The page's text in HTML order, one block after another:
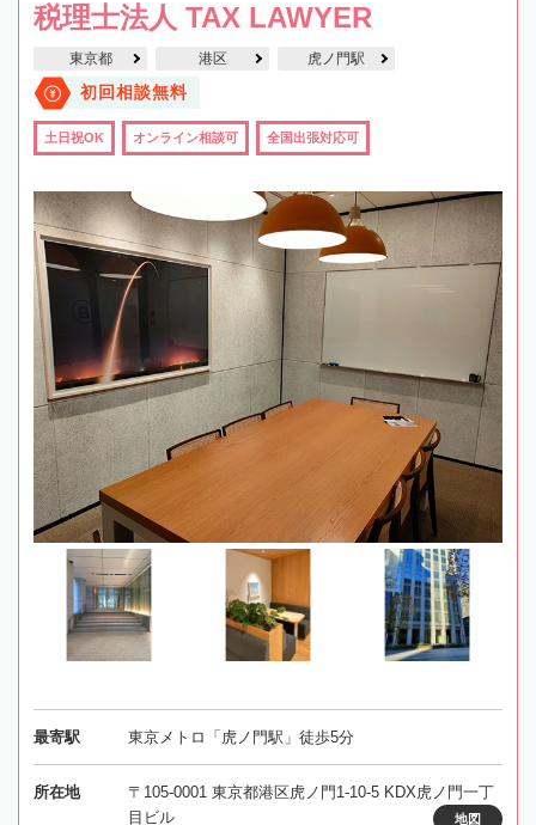
税理士法人 TAX LAWYER
東京都 港区 虎ノ門駅
初回相談無料
土日祝OK オンライン相談可 全国出張対応可
最寄駅 東京メトロ「虎ノ門駅」徒歩5分
所在地
〒105-0001 東京都港区虎ノ門1-10-5 KDX虎ノ門一丁
目ビル
地図